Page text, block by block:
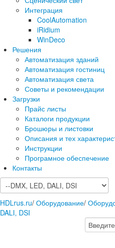
Интеграция
CoolAutomation
iRidium
WinDeco
Решения
Автоматизация зданий
Автоматизация гостиниц
Автоматизация света
Советы и рекомендации
Загрузки
Прайс листы
Каталоги продукции
Брошюры и листовки
Описания и тех
Инструкции
Програмное обеспечение
Контакты
HDLrus.ru/ Оборудование/
DALI, DSI